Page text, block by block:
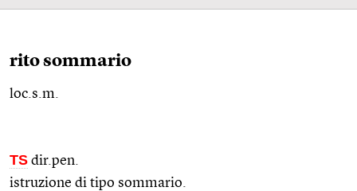
rito sommario
loc.s.m.
TS dir.pen.
istruzione di tipo sommario.